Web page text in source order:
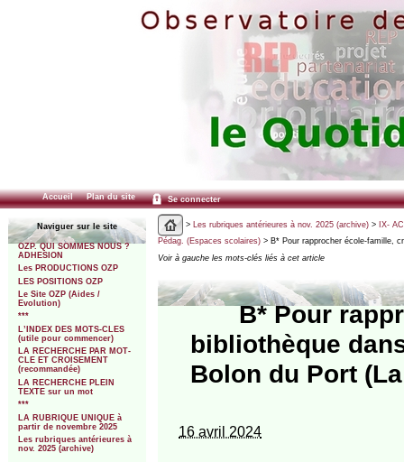
Accueil Plan du site Se connecter
Naviguer sur le site
OZP. QUI SOMMES NOUS ?
ADHESION
Les PRODUCTIONS OZP
LES POSITIONS OZP
Le Site OZP (Aides /
Evolution)
***
L’INDEX DES MOTS-CLES
(utile pour commencer)
LA RECHERCHE PAR MOT-
CLE ET CROISEMENT
(recommandée)
LA RECHERCHE PLEIN
TEXTE sur un mot
***
LA RUBRIQUE UNIQUE à
partir de novembre 2025
Les rubriques antérieures à
nov. 2025 (archive)
> Les rubriques antérieures à nov. 2025 (archive)> IX-
Pédag. (Espaces scolaires)> B* Pour rapprocher école-famille,
Voir à gauche les mots-clés liés à cet article
B* Pour
bibliothèque
Bolon du Port
16 avril 2024